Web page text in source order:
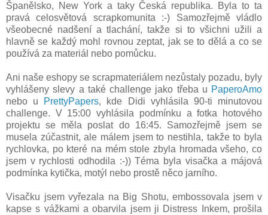
Španělsko, New York a taky Česká republika. Byla to ta
pravá celosvětová scrapkomunita :-) Samozřejmě vládlo
všeobecné nadšení a tlachání, takže si to všichni užili a
hlavně se každý mohl rovnou zeptat, jak se to dělá a co se
používá za materiál nebo pomůcku.
Ani naše eshopy se scrapmateriálem nezůstaly pozadu, byly
vyhlášeny slevy a také challenge jako třeba u PaperoAmo
nebo u PrettyPapers, kde Didi vyhlásila 90-ti minutovou
challenge. V 15:00 vyhlásila podmínku a fotka hotového
projektu se měla poslat do 16:45. Samozřejmě jsem se
musela zúčastnit, ale málem jsem to nestihla, takže to byla
rychlovka, po které na mém stole zbyla hromada všeho, co
jsem v rychlosti odhodila :-)) Téma byla visačka a májová
podmínka kytička, motýl nebo prostě něco jarního.
Visačku jsem vyřezala na Big Shotu, embossovala jsem v
kapse s vážkami a obarvila jsem ji Distress Inkem, prošila